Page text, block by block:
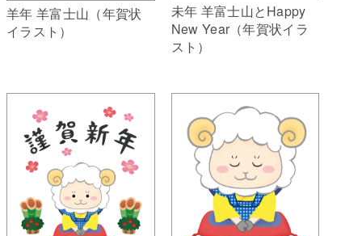
羊年 羊富士山（年賀状
イラスト）
未年 羊富士山とHappy
New Year（年賀状イラ
スト）